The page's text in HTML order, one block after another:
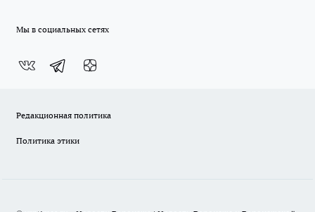
Мы в социальных сетях
Редакционная политика
Политика этики